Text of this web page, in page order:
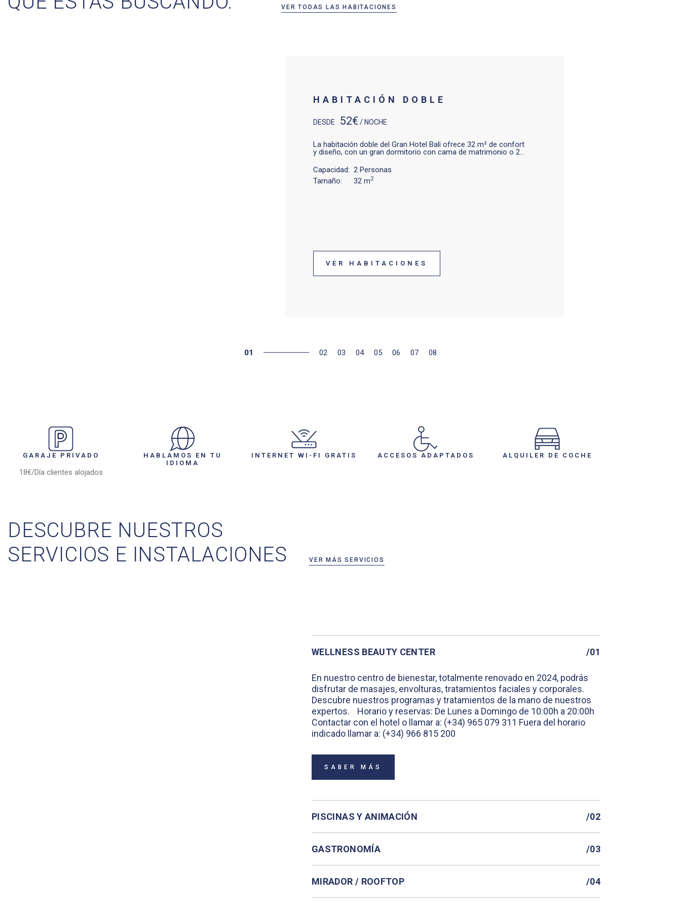
VER TODAS LAS HABITACIONES
HABITACIÓN DOBLE
DESDE 52€/ NOCHE
La habitación doble del Gran Hotel Bali ofrece 32 m² de confort
y diseño, con un gran dormitorio con cama de matrimonio o 2…
Capacidad: 2 Personas
Tamaño:
32m2
VER HABITACIONES
01 02 03 04 05 06 07 08
GARAJE PRIVADO
18€/Día clientes alojados
HABLAMOS EN TU
IDIOMA
INTERNET WI-FI GRATIS ACCESOS ADAPTADOS ALQUILER DE COCHE
DESCUBRE NUESTROS
SERVICIOS E INSTALACIONES
VER MÁS SERVICIOS
WELLNESS BEAUTY CENTER /01
En nuestro centro de bienestar, totalmente renovado en 2024, podrás
disfrutar de masajes, envolturas, tratamientos faciales y corporales.
Descubre nuestros programas y tratamientos de la mano de nuestros
expertos. Horario y reservas: De Lunes a Domingo de 10:00h a 20:00h
Contactar con el hotel o llamar a: (+34) 965 079 311 Fuera del horario
indicado llamar a: (+34) 966 815 200
SABER MÁS
PISCINAS Y ANIMACIÓN /02
GASTRONOMÍA /03
MIRADOR / ROOFTOP /04